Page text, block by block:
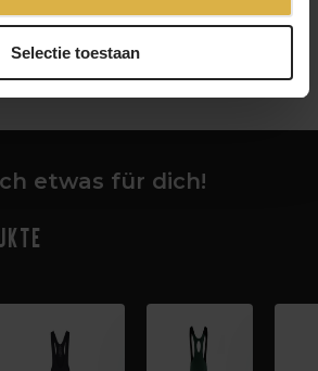
Selectie toestaan
etwas für dich!